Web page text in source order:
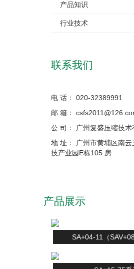
产品知识
行业技术
联系我们
电 话： 020-32389991
邮 箱：
公 司： 广州复盛压缩技术
地 址： 广州市黄埔区南
技产业园E栋105 房
产品展示
SA+04-11（